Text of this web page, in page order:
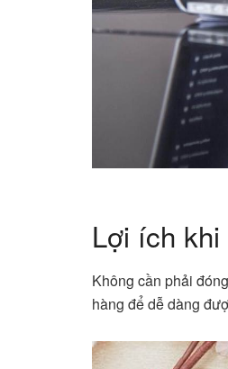
Lợi ích
Không cần phải
hàng để dễ dàng